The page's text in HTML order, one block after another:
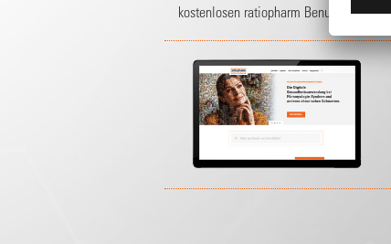
kostenlosen ratiopharm Benutzerkonto